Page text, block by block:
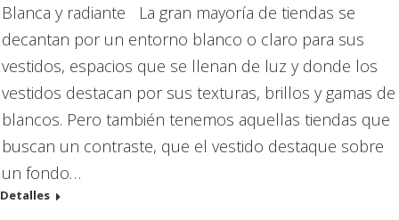
Blanca y radiante La gran mayoría de tiendas se
decantan por un entorno blanco o claro para sus
vestidos, espacios que se llenan de luz y donde los
vestidos destacan por sus texturas, brillos y gamas de
blancos. Pero también tenemos aquellas tiendas que
buscan un contraste, que el vestido destaque sobre
un fondo…
Detalles